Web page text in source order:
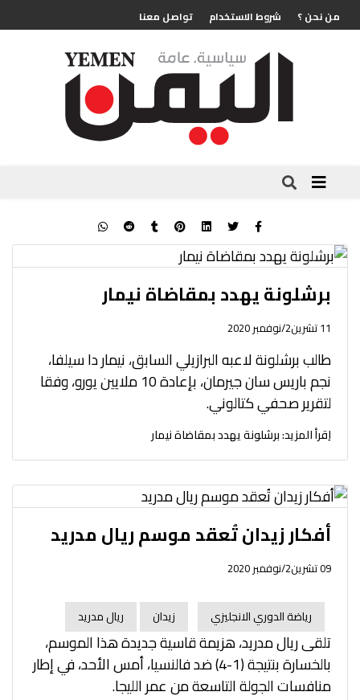
من نحن ؟ شروط الاستخدام تواصل معنا
برشلونة يهدد بمقاضاة نيمار
11 تشرين2/نوفمبر 2020
طالب برشلونة لاعبه البرازيلي السابق، نيمار دا سيلفا،
نجم باريس سان جيرمان، بإعادة 10 ملايين يورو، وفقا
لتقرير صحفي كتالوني.
اِقرأ المزيد: برشلونة يهدد بمقاضاة نيمار
أفكار زيدان تُعقد موسم ريال مدريد
09 تشرين2/نوفمبر 2020
رياضة الدوري الانجليزي زيدان ريال مدريد
تلقى ريال مدريد، هزيمة قاسية جديدة هذا الموسم،
بالخسارة بنتيجة (1-4) ضد فالنسيا، أمس الأحد، في إطار
منافسات الجولة التاسعة من عمر الليجا.